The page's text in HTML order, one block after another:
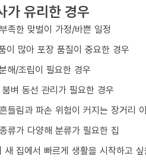
가 유리한 경우
족한 맞벌이 가정/바쁜 일정
이 많아 포장 품질이 중요한 경우
해/조립이 필요한 경우
벼 동선 관리가 필요한 경우
들림과 파손 위험이 커지는 장거리
류가 다양해 분류가 필요한 집
새 집에서 빠르게 생활을 시작하고